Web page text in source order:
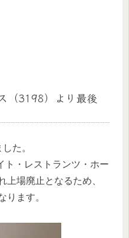
（3198）より最後
た。
ト・レストランツ・ホー
上場廃止となるため、
ります。